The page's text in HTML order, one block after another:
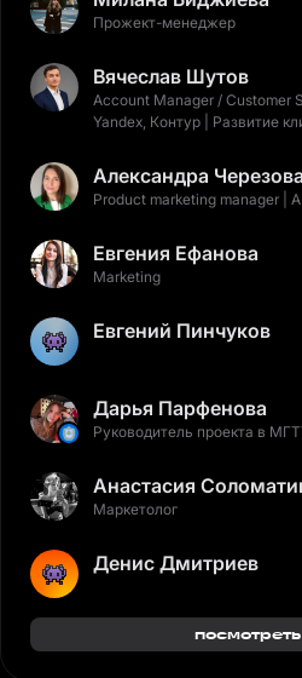
Прожект-менеджер
Вячеслав Шутов
Account Manager / Customer
Yandex, Контур | Развитие
Александра Черезова
Product marketing manager |
Евгения Ефанова
Marketing
Евгений Пинчуков
Дарья Парфенова
Руководитель проекта в
Анастасия
Маркетолог
Денис Дмитриев